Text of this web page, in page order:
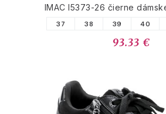
IMAC I5373-26 čierne
37 38 39 40
93.33 €